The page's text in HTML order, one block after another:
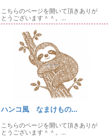
こちらのページを開いて頂きありが
とうございます＾＾。...
ハンコ風 なまけもの...
こちらのページを開いて頂きありが
とうございます＾＾。...